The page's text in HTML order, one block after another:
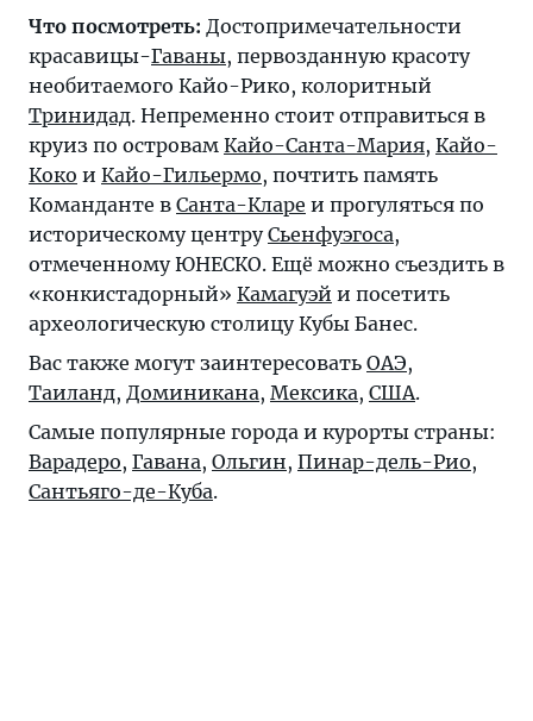
Что посмотреть: Достопримечательности
красавицы-Гаваны, первозданную красоту
необитаемого Кайо-Рико, колоритный
Тринидад. Непременно стоит отправиться в
круиз по островам Кайо-Санта-Мария, Кайо-
Коко и Кайо-Гильермо, почтить память
Команданте в Санта-Кларе и прогуляться по
историческому центруСьенфуэгоса,
отмеченному ЮНЕСКО. Ещё можно съездить в
«конкистадорный» Камагуэй и посетить
археологическую столицу Кубы Банес.
Вас также могут заинтересовать ОАЭ,
Таиланд, Доминикана, Мексика, США.
Самые популярные города и курорты страны:
Варадеро, Гавана, Ольгин, Пинар-дель-Рио,
Сантьяго-де-Куба.